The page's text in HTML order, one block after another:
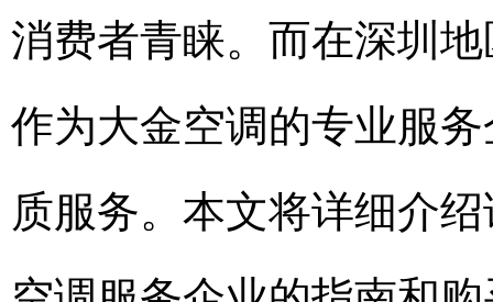
消费者青睐。而在深圳
作为大金空调的专业服
质服务。本文将详细介